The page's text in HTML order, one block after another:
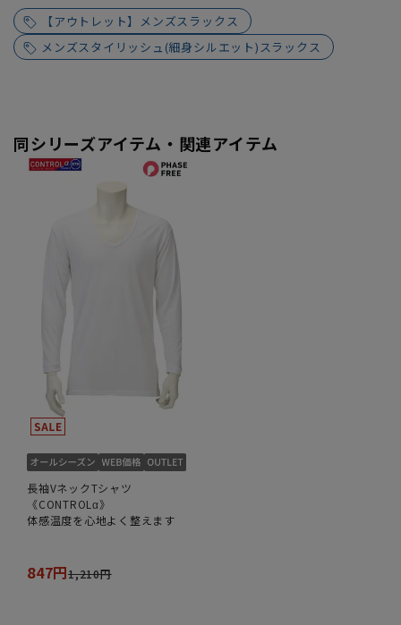
【アウトレット】メンズスラックス
メンズスタイリッシュ(細身シルエット)スラックス
同シリーズアイテム・関連アイテム
長袖VネックTシャツ
《CONTROLα》
体感温度を心地よく整えます
847円1,210円